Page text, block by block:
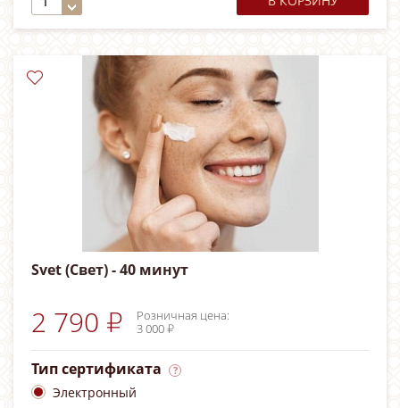
Svet (Свет) - 40 минут
2 790 ₽
Розничная цена:
3 000 ₽
Тип сертификата
Электронный